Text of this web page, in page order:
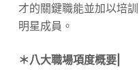
才的關鍵職能並加以培
明星成員。
＊八大職場項度概要|